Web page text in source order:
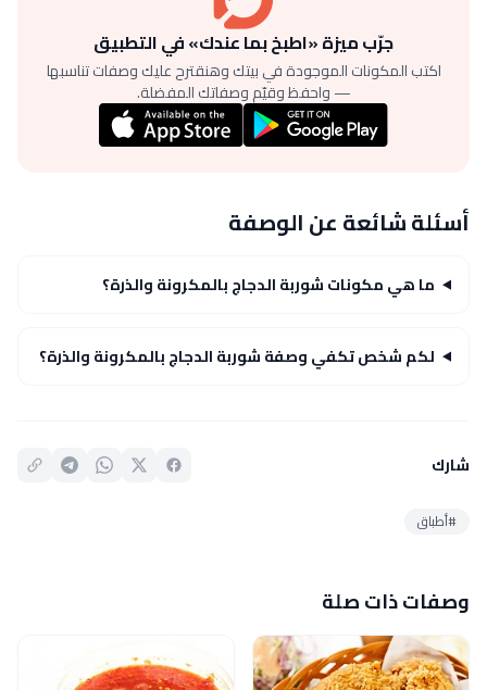
جرّب ميزة «اطبخ بما عندك» في التطبيق
اكتب المكونات الموجودة في بيتك وهنقترح عليك وصفات تناسبها
— واحفظ وقيّم وصفاتك المفضلة.
أسئلة شائعة عن الوصفة
ما هي مكونات شوربة الدجاج بالمكرونة والذرة؟
لكم شخص تكفي وصفة شوربة الدجاج بالمكرونة والذرة؟
شارك
#أطباق
وصفات ذات صلة